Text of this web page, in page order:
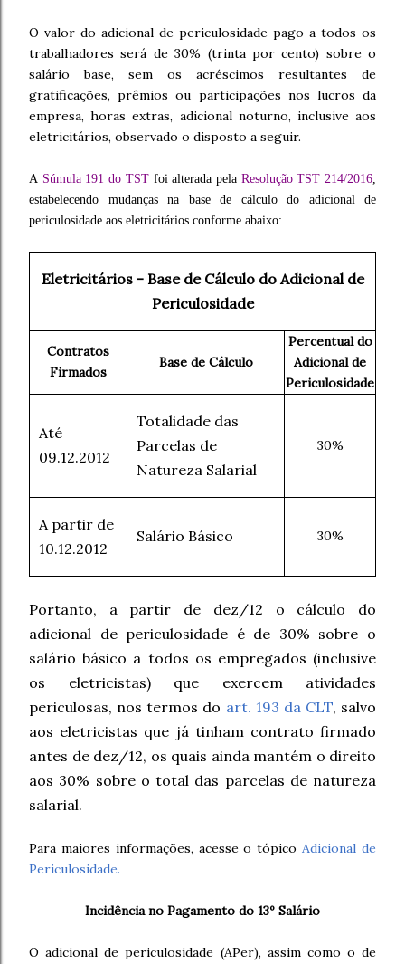
O valor do adicional de periculosidade pago a todos os
trabalhadores será de 30% (trinta por cento) sobre o
salário base, sem os acréscimos resultantes de
gratificações, prêmios ou participações nos lucros da
empresa, horas extras, adicional noturno, inclusive aos
eletricitários, observado o disposto a seguir.
A Súmula 191 do TST foi alterada pela Resolução TST 214/2016,
estabelecendo mudanças na base de cálculo do adicional de
periculosidade aos eletricitários conforme abaixo:
Eletricitários - Base de Cálculo do Adicional de
Periculosidade
Contratos
Firmados
Base de Cálculo
Percentual do
Adicional de
Periculosidade
Até
09.12.2012
Totalidade das
Parcelas de
Natureza Salarial
30%
A partir de
10.12.2012
Salário Básico 30%
Portanto, a partir de dez/12 o cálculo do
adicional de periculosidade é de 30% sobre o
salário básico a todos os empregados (inclusive
os eletricistas) que exercem atividades
periculosas, nos termos do art. 193 da CLT, salvo
aos eletricistas que já tinham contrato firmado
antes de dez/12, os quais ainda mantém o direito
aos 30% sobre o total das parcelas de natureza
salarial.
Para maiores informações, acesse o tópicoAdicional de
Periculosidade.
Incidência no Pagamento do 13º Salário
O adicional de periculosidade (APer), assim como o de